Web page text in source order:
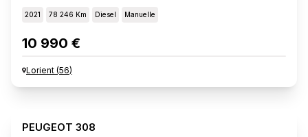
2021 78 246 Km Diesel Manuelle
10 990 €
Lorient (56)
PEUGEOT 308